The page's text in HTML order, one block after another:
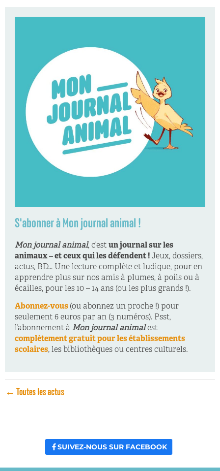
S'abonner à Mon journal animal !
Mon journal animal, c’est un journal sur les
animaux – et ceux qui les défendent ! Jeux, dossiers,
actus, BD… Une lecture complète et ludique, pour en
apprendre plus sur nos amis à plumes, à poils ou à
écailles, pour les 10 – 14 ans (ou les plus grands !).
Abonnez-vous (ou abonnez un proche !) pour
seulement 6 euros par an (3 numéros). Psst,
l’abonnement à Mon journal animalest
complètement gratuit pour les établissements
scolaires, les bibliothèques ou centres culturels.
← Toutes les actus
SUIVEZ-NOUS SUR FACEBOOK